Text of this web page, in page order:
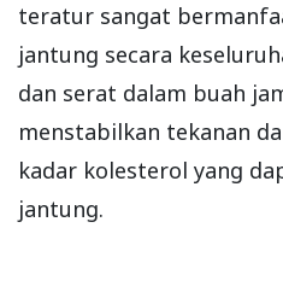
teratur sangat
jantung secara
dan serat dalam buah
menstabilkan tekanan
kadar kolesterol yang
jantung.